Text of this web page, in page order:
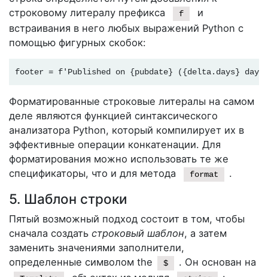
строковому литералу префикса
f
и
встраивания в него любых выражений Python с
помощью фигурных скобок:
footer = f'Published on {pubdate} ({delta.days} days
Форматированные строковые литералы на самом
деле являются функцией синтаксического
анализатора Python, который компилирует их в
эффективные операции конкатенации. Для
форматирования можно использовать те же
спецификаторы, что и для метода
format .
5. Шаблон строки
Пятый возможный подход состоит в том, чтобы
сначала создать строковый шаблон, а затем
заменить значениями заполнители,
определенные символом the
$ . Он основан на